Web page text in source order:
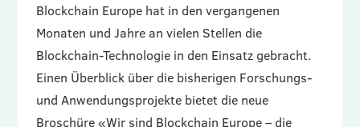
Blockchain Europe hat in den vergangenen
Monaten und Jahre an vielen Stellen die
Blockchain-Technologie in den Einsatz gebracht.
Einen Überblick über die bisherigen Forschungs-
und Anwendungsprojekte bietet die neue
Broschüre «Wir sind Blockchain Europe – die